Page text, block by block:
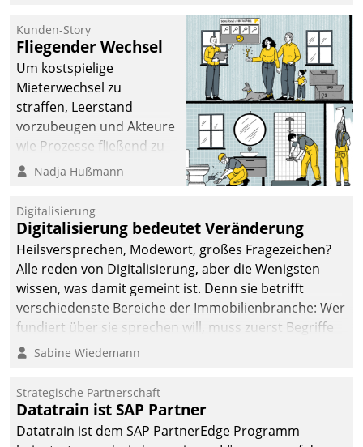
kommunale Wohnungsbauunternehmen daher
gemeinsam mit der Berliner Datatrain GmbH den
Teilprozess der Objektsanierung digitalisiert.
Kunden-Story
Fliegender Wechsel
Um kostspielige
Mieterwechsel zu
straffen, Leerstand
vorzubeugen und Akteure
wie Prozesse fließend zu
vernetzen, nutzt die
Jahresbeginn eine
Überblick, Einsicht und
Eingriff bietende Lösung.
Zur Entwicklung setzte
man auf
Cloudtechnologie,
bewährte und Startup-
agile Projektmethoden.
Nadja Hußmann
Digitalisierung
Digitalisierung bedeutet Veränderung
Heilsversprechen, Modewort, großes Fragezeichen?
Alle reden von Digitalisierung, aber die Wenigsten
wissen, was damit gemeint ist. Denn sie betrifft
verschiedenste Bereiche der Immobilienbranche: Wer
fundiert über sie sprechen will, muss zuerst Begriffe
klären. Ein Aspekt ist die betriebliche Optimierung:
Einsparungen durch optimierte und automatisierte
Prozesse. Doch man darf nicht zu viel erwarten: Allein
mit der Einführung einer neuen Software ist es nicht
Sabine Wiedemann
Strategische Partnerschaft
Datatrain ist SAP Partner
Datatrain ist dem SAP PartnerEdge Programm